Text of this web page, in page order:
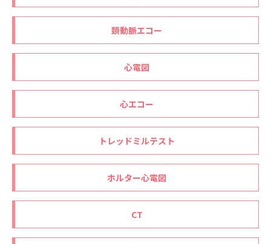
頚動脈エコー
心電図
心エコー
トレッドミルテスト
ホルター心電図
CT